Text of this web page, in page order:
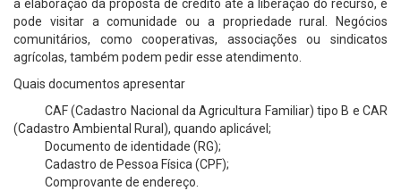
a elaboração da proposta de crédito até a liberação do recurso, e
pode visitar a comunidade ou a propriedade rural. Negócios
comunitários, como cooperativas, associações ou sindicatos
agrícolas, também podem pedir esse atendimento.
Quais documentos apresentar
CAF (Cadastro Nacional da Agricultura Familiar) tipo B e CAR
(Cadastro Ambiental Rural), quando aplicável;
Documento de identidade (RG);
Cadastro de Pessoa Física (CPF);
Comprovante de endereço.